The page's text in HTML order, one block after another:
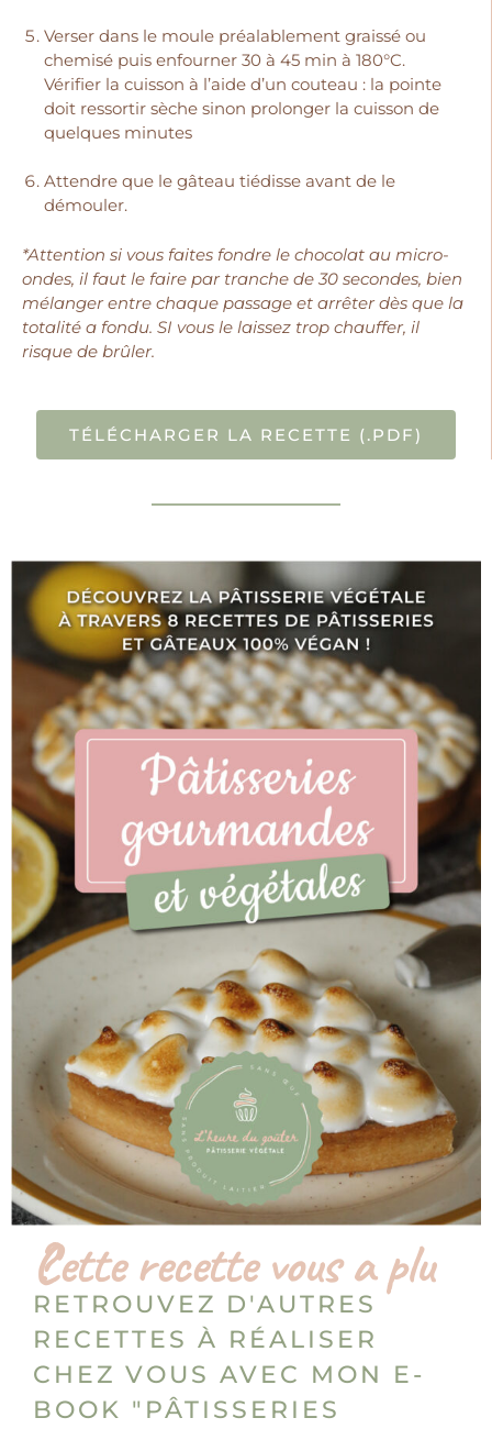
Verser dans le moule préalablement graissé ou
chemisé puis enfourner 30 à 45 min à 180°C.
Vérifier la cuisson à l’aide d’un couteau : la pointe
doit ressortir sèche sinon prolonger la cuisson de
quelques minutes
Attendre que le gâteau tiédisse avant de le
démouler.
*Attention si vous faites fondre le chocolat au micro-
ondes, il faut le faire par tranche de 30 secondes, bien
mélanger entre chaque passage et arrêter dès que la
totalité a fondu. SI vous le laissez trop chauffer, il
risque de brûler.
TÉLÉCHARGER LA RECETTE (.PDF)
Cette recette vous a plu ?
RETROUVEZ D'AUTRES
RECETTES À RÉALISER
CHEZ VOUS AVEC MON E-
BOOK "PÂTISSERIES